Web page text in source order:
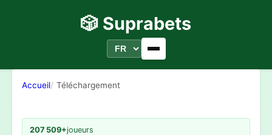
🎲 Suprabets
Accueil Téléchargement
207 509+joueurs